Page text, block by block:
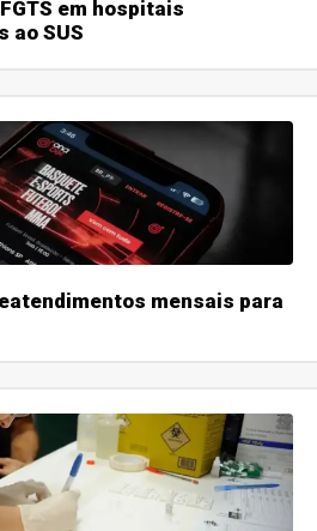
em hospitais
ao SUS
mensais para